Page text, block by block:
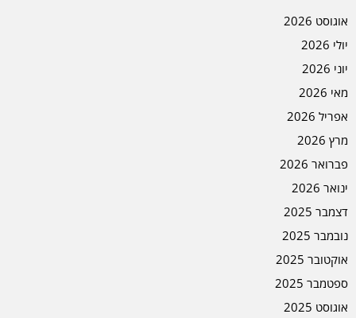
אוגוסט 2026
יולי 2026
יוני 2026
מאי 2026
אפריל 2026
מרץ 2026
פברואר 2026
ינואר 2026
דצמבר 2025
נובמבר 2025
אוקטובר 2025
ספטמבר 2025
אוגוסט 2025